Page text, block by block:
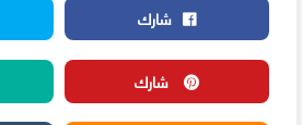
شارك
شارك